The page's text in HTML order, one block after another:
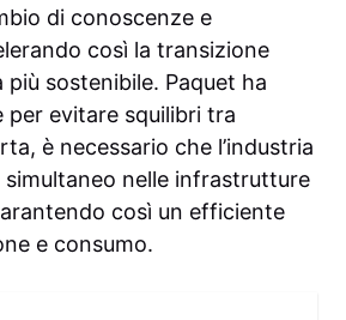
di conoscenze e
così la transizione
più sostenibile. Paquet ha
evitare squilibri tra
è necessario che l’industria
nelle infrastrutture
così un efficiente
e consumo.